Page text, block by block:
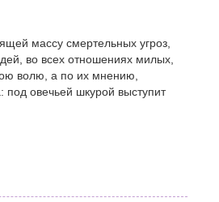
массу смертельных угроз,
во всех отношениях милых,
волю, а по их мнению,
под овечьей шкурой выступит